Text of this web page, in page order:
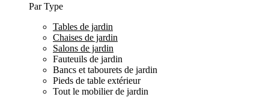
Par Type
Tables de jardin
Chaises de jardin
Salons de jardin
Fauteuils de jardin
Bancs et tabourets de jardin
Pieds de table extérieur
Tout le mobilier de jardin